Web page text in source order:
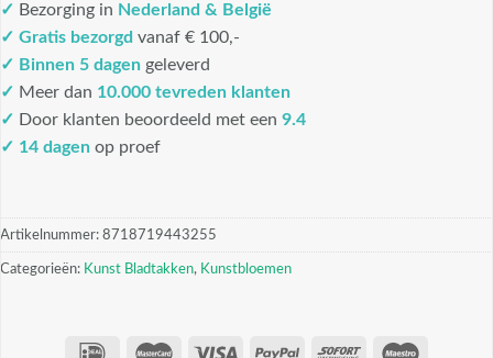
✓ Bezorging in Nederland & België
✓ Gratis bezorgd vanaf € 100,-
✓ Binnen 5 dagen geleverd
✓ Meer dan 10.000 tevreden klanten
✓ Door klanten beoordeeld met een 9.4
✓ 14 dagen op proef
Artikelnummer: 8718719443255
Categorieën: Kunst Bladtakken, Kunstbloemen